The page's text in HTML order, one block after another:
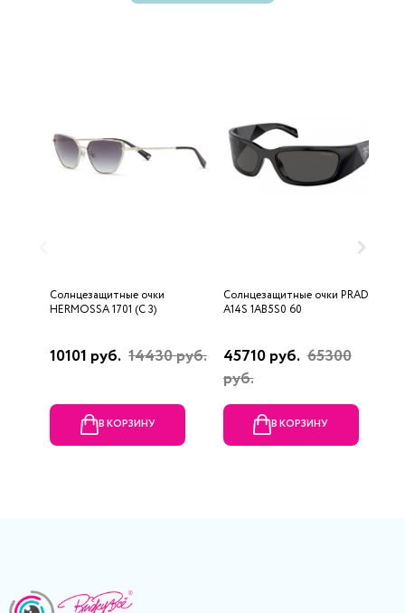
Солнцезащитные очки
HERMOSSA 1701 (C 3)
10101 руб. 14430 руб.
В КОРЗИНУ
Солнцезащитные очки PRADA
A14S 1AB5S0 60
45710 руб. 65300
руб.
В КОРЗИНУ